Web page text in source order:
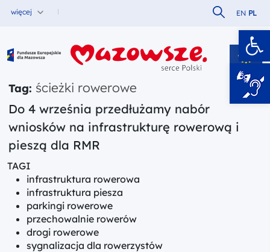
więcej Szukaj w
EN PL
Fundusze Europejskie dla Mazowsza
Tag: ścieżki rowerowe
Do 4 września przedłużamy nabór
wniosków na infrastrukturę rowerową i
pieszą dla RMR
TAGI
infrastruktura rowerowa
infrastruktura piesza
parkingi rowerowe
przechowalnie rowerów
drogi rowerowe
sygnalizacja dla rowerzystów